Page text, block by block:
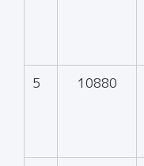
5 10880